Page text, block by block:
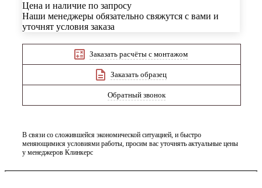
Цена и наличие по запросу
Наши менеджеры обязательно свяжутся с вами и
уточнят условия заказа
Заказать расчёты с монтажом
Заказать образец
Обратный звонок
В связи со сложившейся экономической ситуацией, и быстро
меняющимися условиями работы, просим вас уточнять актуальные цены
у менеджеров Клинкерс